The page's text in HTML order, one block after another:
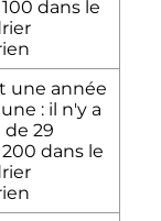
dans le
une année
: il n'y a
de 29
dans le